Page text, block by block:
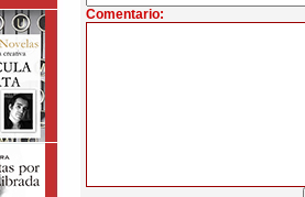
Comentario: